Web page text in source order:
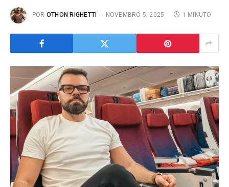
POR OTHON RIGHETTI NOVEMBRO 5, 2025 1 MINUTO